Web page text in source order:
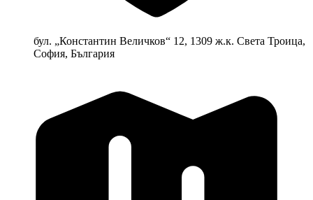
бул. „Константин Величков“ 12, 1309 ж.к. Света Троица,
София, България